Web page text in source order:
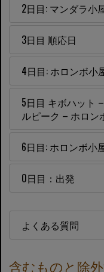
2日目: マンダラ小
3日目 順応日
4日目: ホロンボ小
5日目 キボハット
ルピーク – ホロン
6日目: ホロンボ小
0日目：出発
よくある質問
含むものと除